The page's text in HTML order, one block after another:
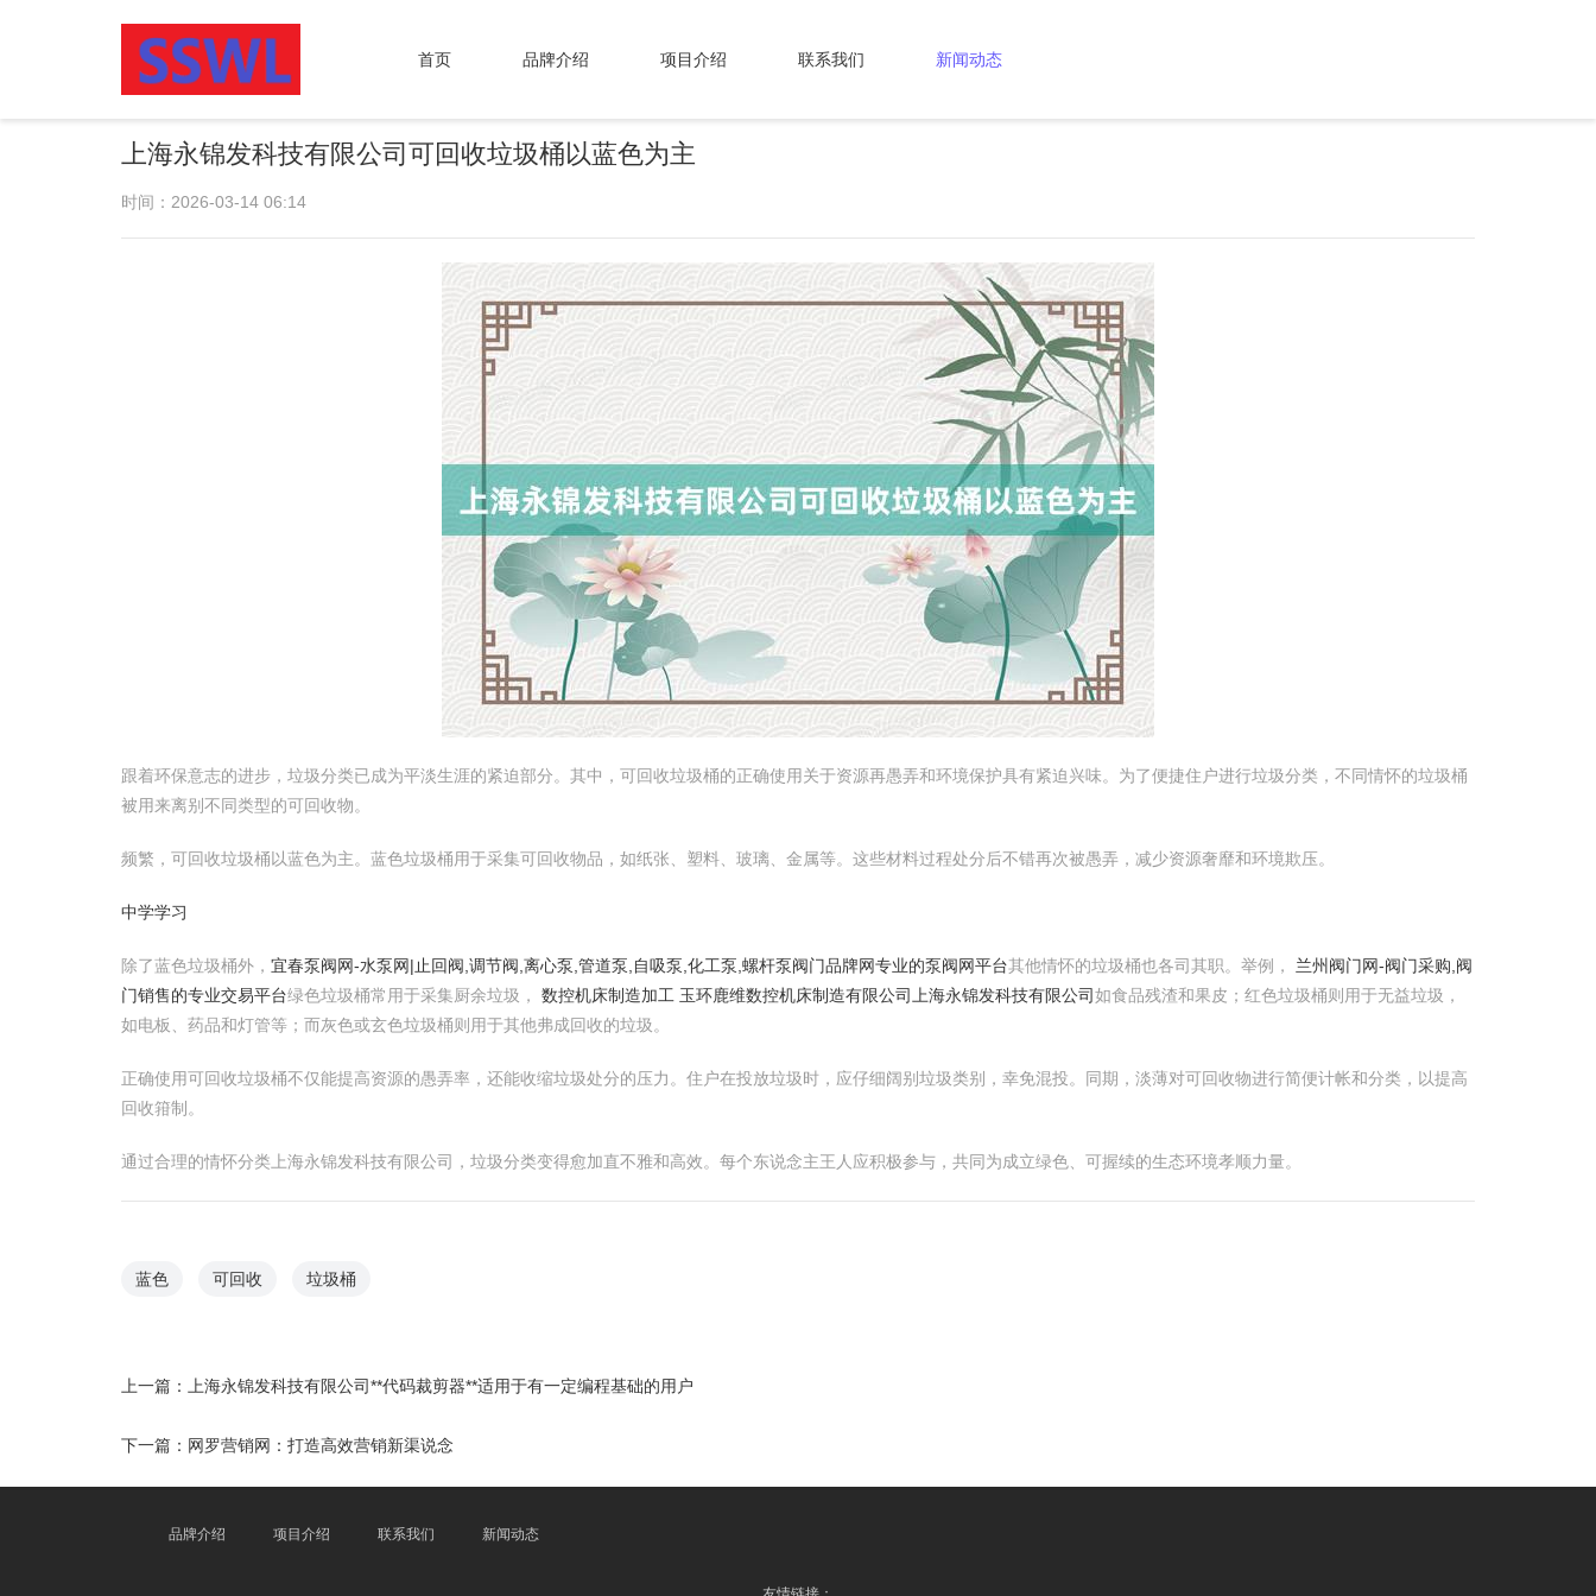
首页 品牌介绍 项目介绍 联系我们 新闻动态
上海永锦发科技有限公司可回收垃圾桶以蓝色为主
时间：2026-03-14 06:14
跟着环保意志的进步，垃圾分类已成为平淡生涯的紧迫部分。其中，可回收垃圾桶的正确使用关于资源再愚弄和环境保护具有紧迫兴味。为了便捷住户进行垃圾分类，不同情怀的垃圾桶
被用来离别不同类型的可回收物。
频繁，可回收垃圾桶以蓝色为主。蓝色垃圾桶用于采集可回收物品，如纸张、塑料、玻璃、金属等。这些材料过程处分后不错再次被愚弄，减少资源奢靡和环境欺压。
中学学习
除了蓝色垃圾桶外， 宜春泵阀网-水泵网|止回阀,调节阀,离心泵,管道泵,自吸泵,化工泵,螺杆泵阀门品牌网专业的泵阀网平台其他情怀的垃圾桶也各司其职。举例， 兰州阀门网-阀门采购,阀
门销售的专业交易平台绿色垃圾桶常用于采集厨余垃圾， 数控机床制造加工 玉环鹿维数控机床制造有限公司 上海永锦发科技有限公司如食品残渣和果皮；红色垃圾桶则用于无益垃圾，
如电板、药品和灯管等；而灰色或玄色垃圾桶则用于其他弗成回收的垃圾。
正确使用可回收垃圾桶不仅能提高资源的愚弄率，还能收缩垃圾处分的压力。住户在投放垃圾时，应仔细阔别垃圾类别，幸免混投。同期，淡薄对可回收物进行简便计帐和分类，以提高
回收箝制。
通过合理的情怀分类上海永锦发科技有限公司，垃圾分类变得愈加直不雅和高效。每个东说念主王人应积极参与，共同为成立绿色、可握续的生态环境孝顺力量。
蓝色 可回收 垃圾桶
上一篇： 上海永锦发科技有限公司**代码裁剪器**适用于有一定编程基础的用户
下一篇： 网罗营销网：打造高效营销新渠说念
品牌介绍 项目介绍 联系我们 新闻动态